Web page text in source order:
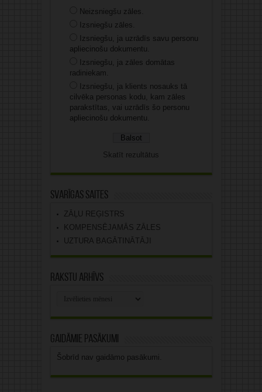
Neizsniegšu zāles.
Izsniegšu zāles.
Izsniegšu, ja uzrādīs savu personu
apliecinošu dokumentu.
Izsniegšu, ja zāles domātas
radiniekam.
Izsniegšu, ja klients nosauks tā
cilvēka personas kodu, kam zāles
parakstītas, vai uzrādīs šo personu
apliecinošu dokumentu.
Skatīt rezultātus
Svarīgas saites
ZĀĻU REĢISTRS
KOMPENSĒJAMĀS ZĀLES
UZTURA BAGĀTINĀTĀJI
Rakstu arhīvs
Gaidāmie pasākumi
Šobrīd nav gaidāmo pasākumi.